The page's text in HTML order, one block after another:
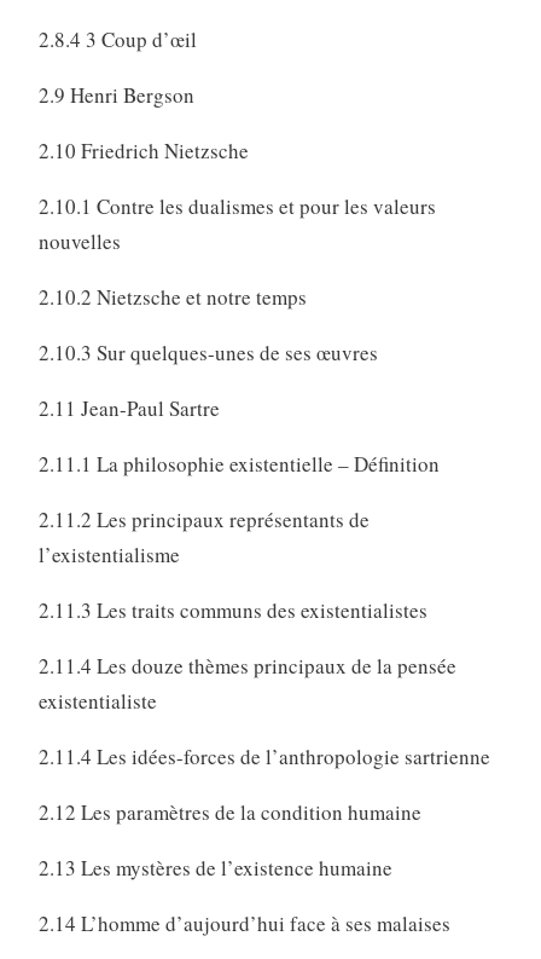
2.8.4 3 Coup d’œil
2.9 Henri Bergson
2.10 Friedrich Nietzsche
2.10.1 Contre les dualismes et pour les valeurs
nouvelles
2.10.2 Nietzsche et notre temps
2.10.3 Sur quelques-unes de ses œuvres
2.11 Jean-Paul Sartre
2.11.1 La philosophie existentielle – Définition
2.11.2 Les principaux représentants de
l’existentialisme
2.11.3 Les traits communs des existentialistes
2.11.4 Les douze thèmes principaux de la pensée
existentialiste
2.11.4 Les idées-forces de l’anthropologie sartrienne
2.12 Les paramètres de la condition humaine
2.13 Les mystères de l’existence humaine
2.14 L’homme d’aujourd’hui face à ses malaises